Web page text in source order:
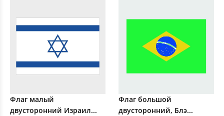
Флаг малый
двусторонний Израил...
Флаг большой
двусторонний, Блэ...